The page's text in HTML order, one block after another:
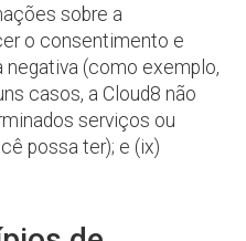
sobre a
o consentimento e
(como exemplo,
casos, a Cloud8 não
serviços ou
possa ter); e (ix)